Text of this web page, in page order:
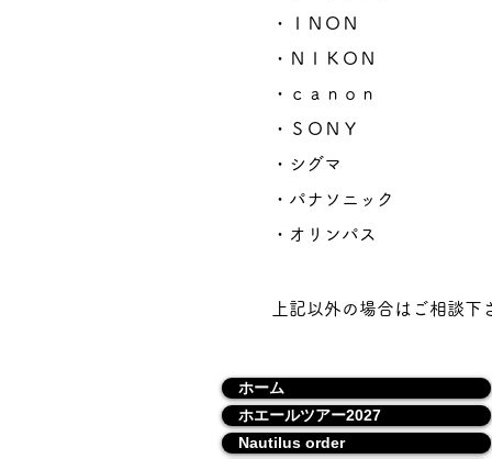
​・
ＩＮＯＮ
​・ ＮＩＫＯＮ
​・
ｃａｎｏｎ
​・
ＳＯＮＹ
​・ シグマ
・パナソニック
​・ オリンパス
上記以外の場合はご相談下
ホーム
ホエールツアー2027
Nautilus order